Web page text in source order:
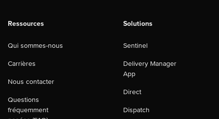
Ressources
Qui sommes-nous
Carrières
Nous contacter
Questions
fréquemment
Solutions
Sentinel
Delivery Manager
App
Direct
Dispatch